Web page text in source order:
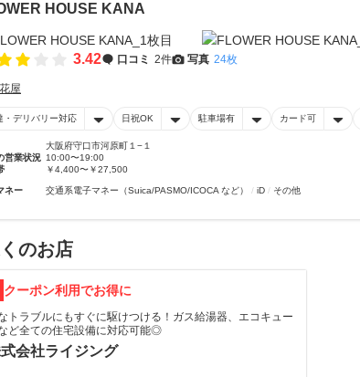
HOUSE KANA
3.42 口コミ 2件 写真 24枚
屋
・デリバリー対応 日祝OK 駐車場有 カード可
大阪府守口市河原町１−１
営業状況 10:00〜19:00
￥4,400〜￥27,500
ネー 交通系電子マネー（Suica/PASMO/ICOCA など） iD その他
のお店
クーポン利用でお得に
トラブルにもすぐに駆けつける！ガス給湯器、エコキュー
ど全ての住宅設備に対応可能◎
会社ライジング